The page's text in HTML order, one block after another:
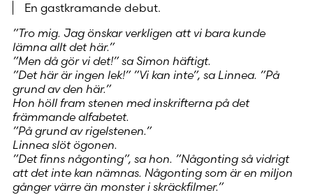
En gastkramande debut.
”Tro mig. Jag önskar verkligen att vi bara kunde
lämna allt det här.”
”Men då gör vi det!” sa Simon häftigt.
”Det här är ingen lek!” ”Vi kan inte”, sa Linnea. ”På
grund av den här.”
Hon höll fram stenen med inskrifterna på det
främmande alfabetet.
”På grund av rigelstenen.”
Linnea slöt ögonen.
”Det finns någonting”, sa hon. ”Någonting så vidrigt
att det inte kan nämnas. Någonting som är en miljon
gånger värre än monster i skräckfilmer.”